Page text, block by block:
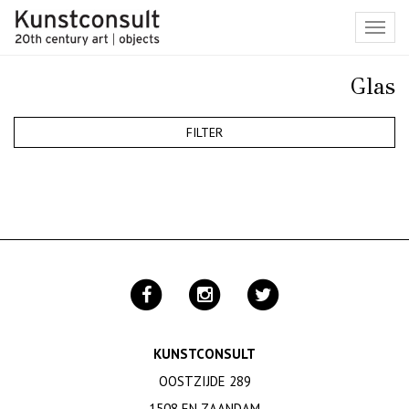
Glas
FILTER
KUNSTCONSULT
OOSTZIJDE 289